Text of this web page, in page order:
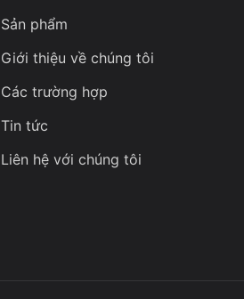
Sản phẩm
Giới thiệu về chúng tôi
Các trường hợp
Tin tức
Liên hệ với chúng tôi